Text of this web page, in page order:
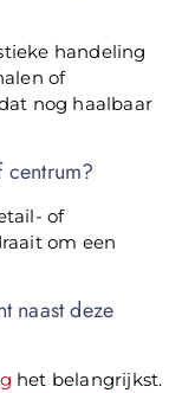
handeling
of
nog haalbaar
centrum?
of
om een
naast deze
het belangrijkst.